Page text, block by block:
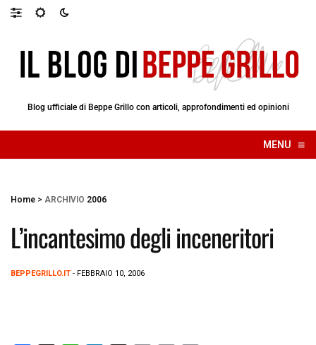
Blog ufficiale di Beppe Grillo con articoli, approfondimenti ed opinioni
MENU ≡
☰
Home > ARCHIVIO 2006
L’incantesimo degli inceneritori
BEPPEGRILLO.IT - FEBBRAIO 10, 2006